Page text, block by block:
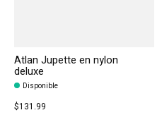
Atlan Jupette en nylon
deluxe
Disponible
$131.99